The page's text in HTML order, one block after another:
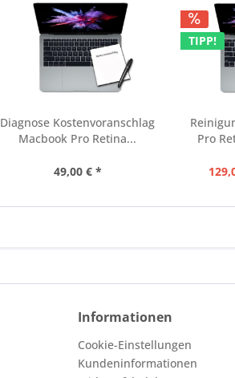
Diagnose Kostenvoranschlag
Macbook Pro Retina...
49,00 € *
TIPP!
Pro
Informationen
Cookie-Einstellungen
Kundeninformationen